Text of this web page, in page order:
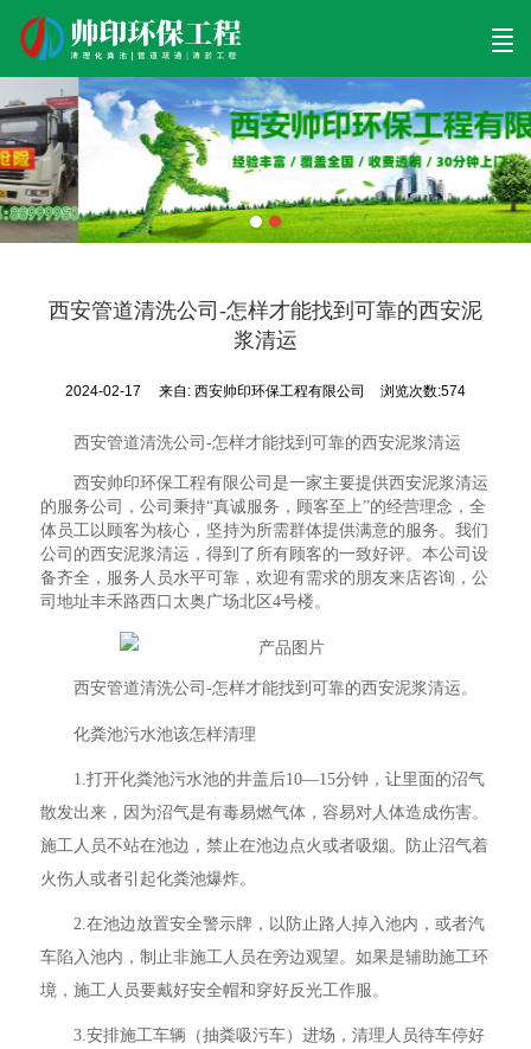
首页 清理工程 污泥工程 清淤检测 关于帅印
西安管道清洗公司-怎样才能找到可靠的西安泥
浆清运
2024-02-17 来自:西安帅印环保工程有限公司 浏览次数:574
西安管道清洗公司-怎样才能找到可靠的西安泥浆清运
西安帅印环保工程有限公司是一家主要提供西安泥浆清运
的服务公司，公司秉持“真诚服务，顾客至上”的经营理念，全
体员工以顾客为核心，坚持为所需群体提供满意的服务。我们
公司的西安泥浆清运，得到了所有顾客的一致好评。本公司设
备齐全，服务人员水平可靠，欢迎有需求的朋友来店咨询，公
司地址丰禾路西口太奥广场北区4号楼。
西安管道清洗公司-怎样才能找到可靠的西安泥浆清运。
化粪池污水池该怎样清理
1.打开化粪池污水池的井盖后10—15分钟，让里面的沼气
散发出来，因为沼气是有毒易燃气体，容易对人体造成伤害。
施工人员不站在池边，禁止在池边点火或者吸烟。防止沼气着
火伤人或者引起化粪池爆炸。
2.在池边放置安全警示牌，以防止路人掉入池内，或者汽
车陷入池内，制止非施工人员在旁边观望。如果是辅助施工环
境，施工人员要戴好安全帽和穿好反光工作服。
3.安排施工车辆（抽粪吸污车）进场，清理人员待车停好